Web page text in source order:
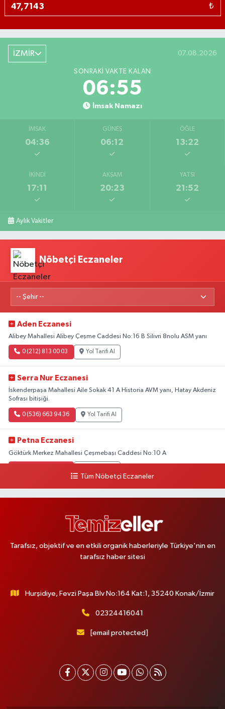
₺
İZMİR 07.08.2026
SONRAKI VAKTE KALAN
06:55
İmsak Namazı
İMSAK
04:36
GÜNEŞ
06:12
ÖĞLE
13:22
İKINDI
17:11
AKŞAM
20:23
YATSI
21:52
Aylık Vakitler
Nöbetçi Eczaneler
Aden Eczanesi
Alibey Mahallesi Alibey Çeşme Caddesi No:16 B Silivri 8nolu ASM yanı
0 (212) 813 00 03 Yol Tarifi Al
Serra Nur Eczanesi
İskenderpaşa Mahallesi Aile Sokak 41 A Historia AVM yanı, Hatay Akdeniz
Sofrası bitişiği.
0 (536) 663 94 36 Yol Tarifi Al
Petna Eczanesi
Göktürk Merkez Mahallesi Çeşmebaşı Caddesi No:10 A
Yol Tarifi Al
Bulvar Eczanesi
Ahmet Yesevi Mahallesi Abbas Medeni Sokak 17 A Çiftlik köprüsünü
Halıcıoğlu Eczanesi
0 (212) 369 45 49 Yol Tarifi Al
Tüm Nöbetçi Eczaneler
Tarafsız, objektif ve en etkili organik haberleriyle Türkiye'nin en
tarafsız haber sitesi
Hurşidiye, Fevzi Paşa Blv No:164 Kat:1, 35240 Konak/İzmir
02324416041
[email protected]